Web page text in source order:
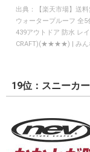
出典：
【楽天市場】送
ウォータープルーフ 全5
439アウトドア 防水 レ
CRAFT)(★★★★) | みん
19位：スニーカ